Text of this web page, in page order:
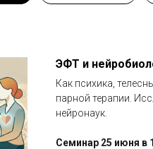
ЭФТ и
Как психика,
парной терапии.
нейронаук.
Семинар 25 июня в